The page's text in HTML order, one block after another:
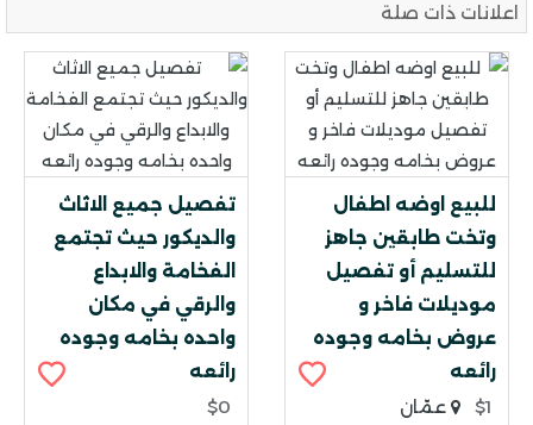
اعلانات ذات صلة
للبيع اوضه اطفال
وتخت طابقين جاهز
للتسليم أو تفصيل
موديلات فاخر و
عروض بخامه وجوده
رائعه
$1
عمّان
تفصيل جميع الاثاث
والديكور حيث تجتمع
الفخامة والابداع
والرقي في مكان
واحده بخامه وجوده
رائعه
$0